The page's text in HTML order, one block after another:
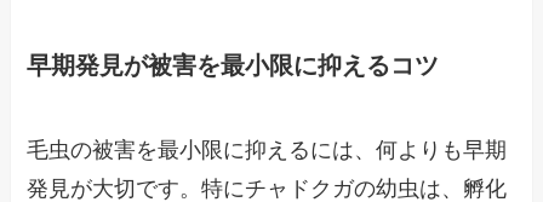
早期発見が被害を最小限に抑えるコツ
毛虫の被害を最小限に抑えるには、何よりも早期
発見が大切です。特にチャドクガの幼虫は、孵化